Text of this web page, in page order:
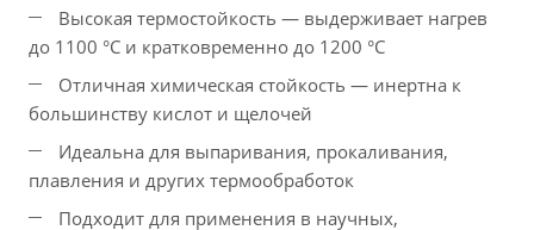
Высокая термостойкость — выдерживает нагрев
до 1100 °C и кратковременно до 1200 °C
Отличная химическая стойкость — инертна к
большинству кислот и щелочей
Идеальна для выпаривания, прокаливания,
плавления и других термообработок
Подходит для применения в научных,